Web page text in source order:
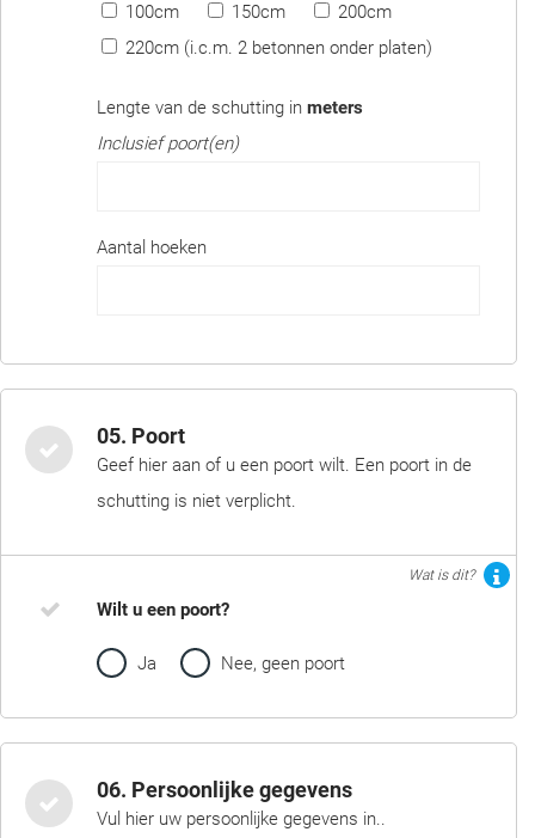
100cm
150cm
200cm
220cm (i.c.m. 2 betonnen onder platen)
Lengte van de schutting in meters
Inclusief poort(en)
Aantal hoeken
05. Poort
Geef hier aan of u een poort wilt. Een poort in de
schutting is niet verplicht.
Wat is dit?
Wilt u een poort?
Ja Nee, geen poort
06. Persoonlijke gegevens
Vul hier uw persoonlijke gegevens in..